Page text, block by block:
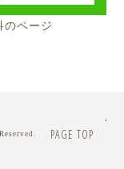
のページ
PAGE TOP